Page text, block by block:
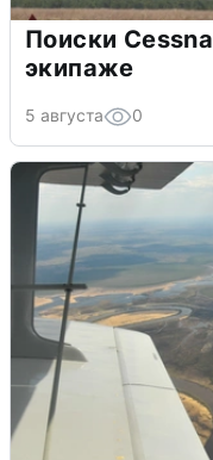
Поиски
экипаже
5 августа 0